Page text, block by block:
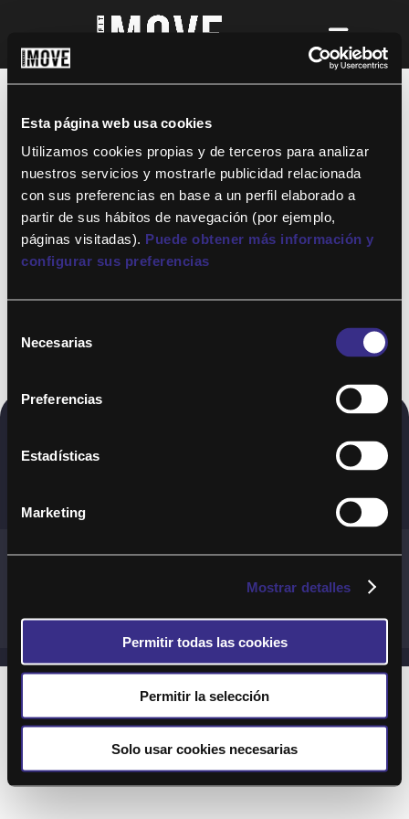
Esta página web usa cookies
Utilizamos cookies propias y de terceros para analizar
nuestros servicios y mostrarle publicidad relacionada
con sus preferencias en base a un perfil elaborado a
partir de sus hábitos de navegación (por ejemplo,
páginas visitadas). Puede obtener más información y
configurar sus preferencias
Necesarias
Preferencias
Estadísticas
Marketing
Mostrar detalles
Permitir todas las cookies
Permitir la selección
Solo usar cookies necesarias
¡Para disfrutar de ALTAFIT MOVE tienes
así podrás acceder a todos nuestros
entrenamientos y clases online donde
quieras!
Copyright © 2020. Todos los derechos
Términos y Cond. Generales de uso del Servicio
Preguntas Frecuentes